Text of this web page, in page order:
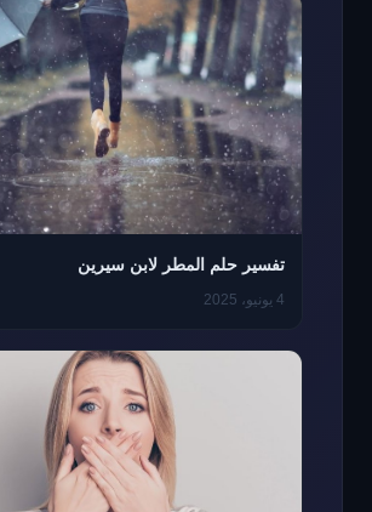
تفسير حلم المطر لابن سيرين
4 يونيو، 2025